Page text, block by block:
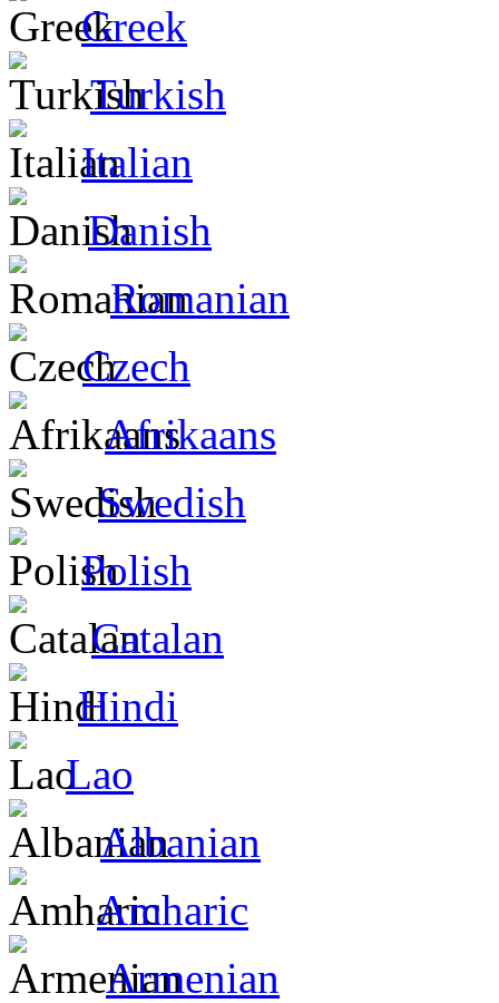
Greek
Turkish
Italian
Danish
Romanian
Czech
Afrikaans
Swedish
Polish
Catalan
Hindi
Lao
Albanian
Amharic
Armenian